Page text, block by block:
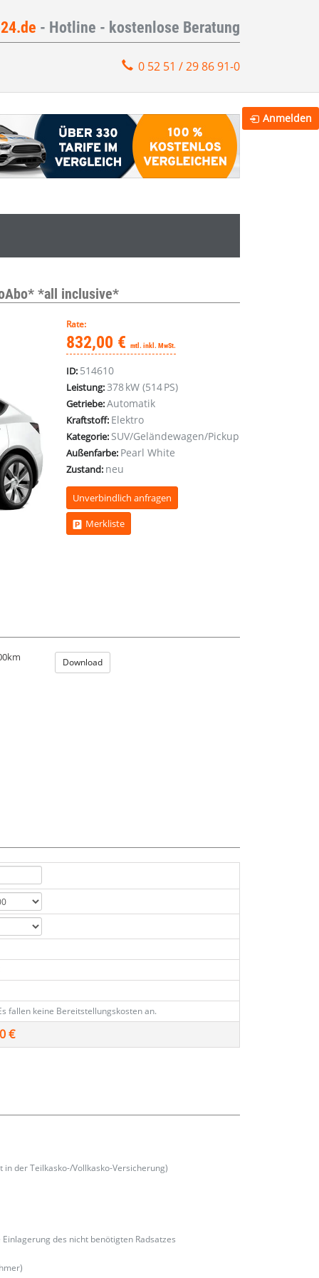
- Hotline - kostenlose Beratung
0 52 51 / 29 86 91-0
*all inclusive*
Rate:
832,00 € mtl. inkl. MwSt.
ID: 514610
Leistung:378 kW (514 PS)
Getriebe:Automatik
Kraftstoff: Elektro
Kategorie: SUV/Geländewagen/Pickup
Außenfarbe: Pearl White
Zustand: neu
Unverbindlich anfragen
Merkliste
Download
fallen keine Bereitstellungskosten an.
€
der Teilkasko-/Vollkasko-Versicherung)
des nicht benötigten Radsatzes
Anmelden